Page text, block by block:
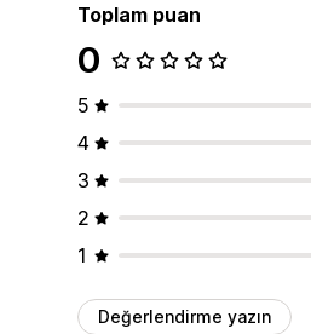
Toplam puan
0
5
4
3
2
1
Değerlendirme yazın